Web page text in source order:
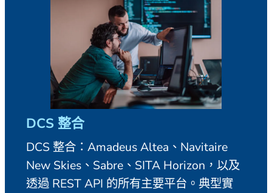
DCS 整合
DCS 整合：Amadeus Altea、Navitaire
New Skies、Sabre、SITA Horizon，以及
透過 REST API 的所有主要平台。典型實